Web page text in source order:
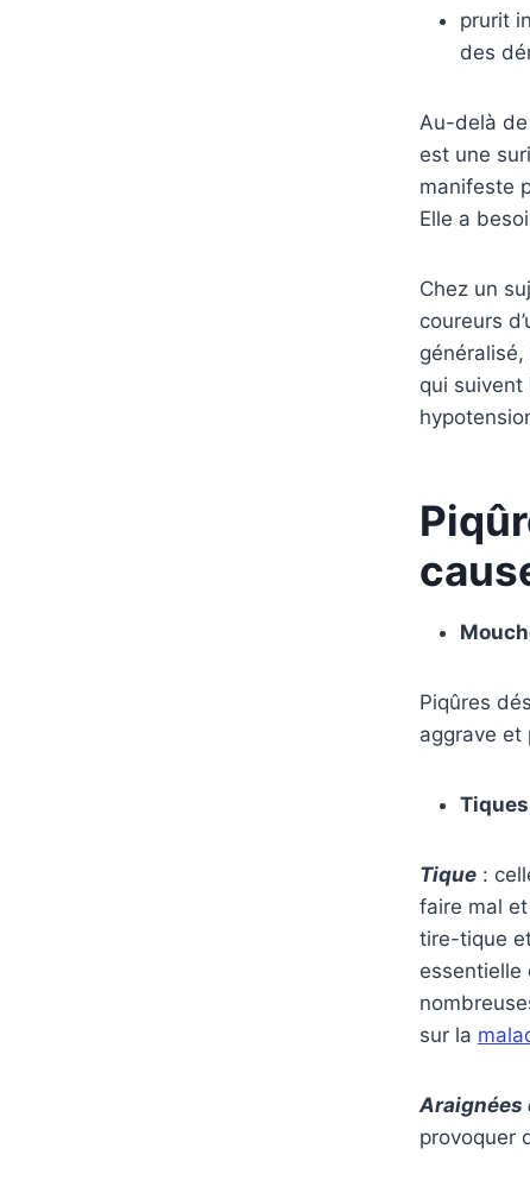
prurit
des
Au-delà
est une
manifeste
Elle a
Chez un
coureurs
qui
Piqûres
aggrave et
Tique :
faire mal
tire-tique
essentielle
sur la
Araignées
provoquer